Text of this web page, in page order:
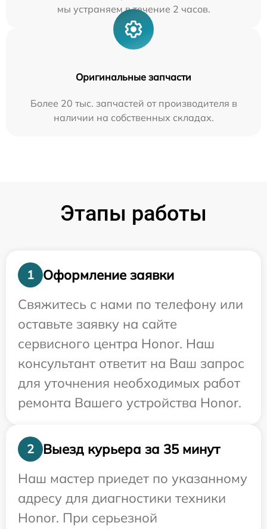
мы устраняем в течение 2 часов.
Оригинальные запчасти
Более 20 тыс. запчастей от производителя в
наличии на собственных складах.
Этапы работы
1
Оформление заявки
Свяжитесь с нами по телефону или
оставьте заявку на сайте
сервисного центра Honor. Наш
консультант ответит на Ваш запрос
для уточнения необходимых работ
ремонта Вашего устройства Honor.
2
Выезд курьера за 35 минут
Наш мастер приедет по указанному
адресу для диагностики техники
Honor. При серьезной